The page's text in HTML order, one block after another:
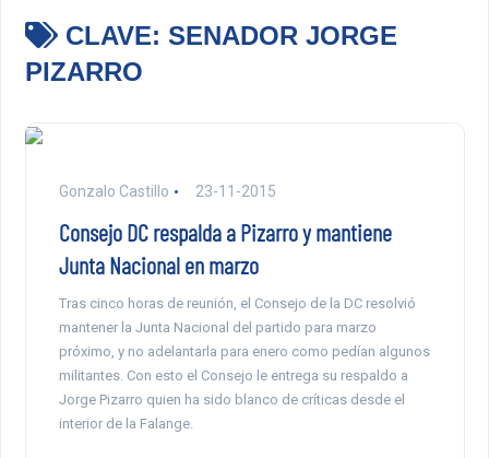
CLAVE: SENADOR JORGE
PIZARRO
Gonzalo Castillo 23-11-2015
Consejo DC respalda a Pizarro y mantiene
Junta Nacional en marzo
Tras cinco horas de reunión, el Consejo de la DC resolvió
mantener la Junta Nacional del partido para marzo
próximo, y no adelantarla para enero como pedían algunos
militantes. Con esto el Consejo le entrega su respaldo a
Jorge Pizarro quien ha sido blanco de críticas desde el
interior de la Falange.